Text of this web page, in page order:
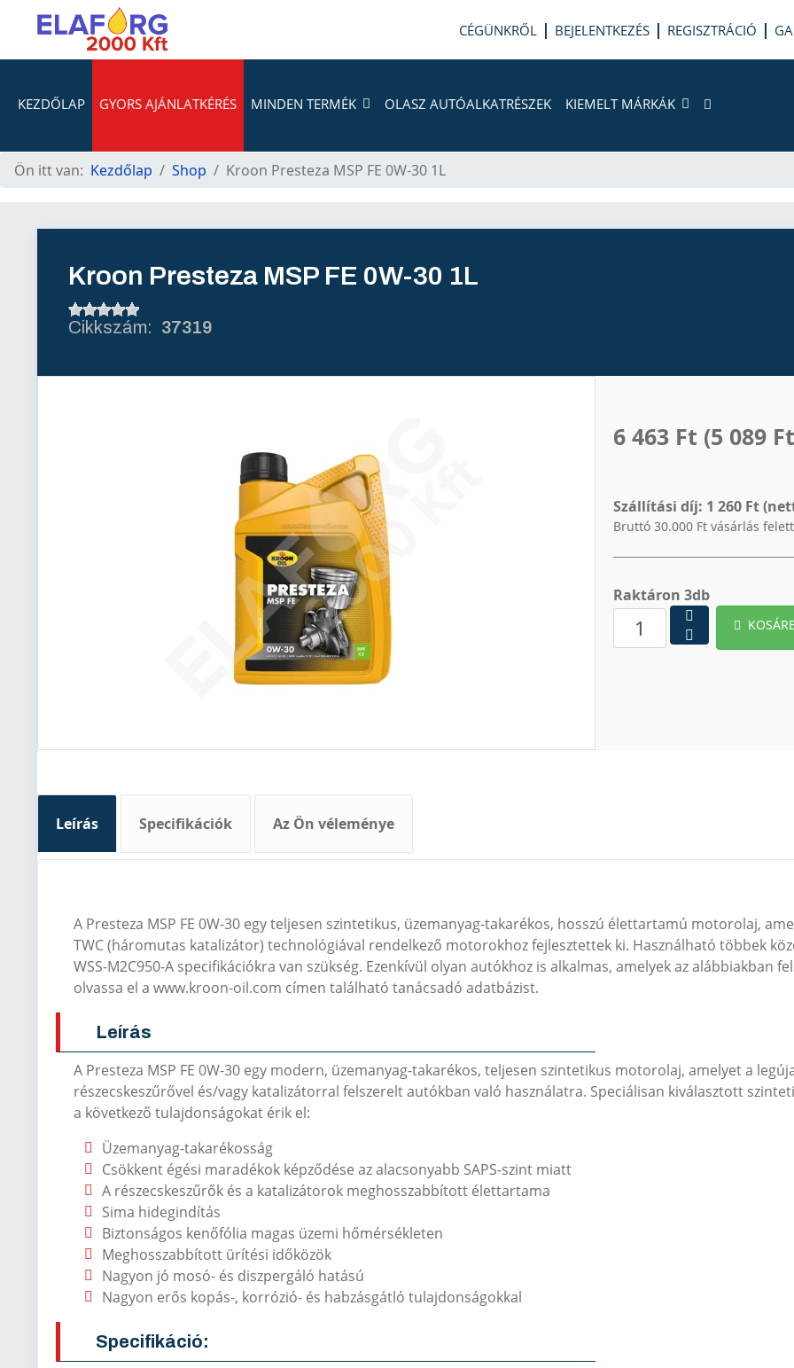
CÉGÜNKRŐL BEJELENTKEZÉS REGISZTRÁCIÓ
KEZDŐLAP GYORS AJÁNLATKÉRÉS MINDEN TERMÉK OLASZ AUTÓALKATRÉSZEK KIEMELT MÁRKÁK
Ön itt van: Kezdőlap Shop Kroon Presteza MSP FE 0W-30 1L
Kroon Presteza MSP FE 0W-30 1L
37319
6 463 Ft (5 089
Szállítási díj: 1 260 Ft
Bruttó 30.000 Ft vásárlás
Raktáron 3db
Leírás Specifikációk Az Ön véleménye
A Presteza MSP FE 0W-30 egy teljesen szintetikus, üzemanyag-takarékos, hosszú élettartamú motorolaj,
TWC (háromutas katalizátor) technológiával rendelkező motorokhoz fejlesztettek ki. Használható többek
WSS-M2C950-A specifikációkra van szükség. Ezenkívül olyan autókhoz is alkalmas, amelyek az alábbiakban
olvassa el a www.kroon-oil.com címen található tanácsadó adatbázist.
Leírás
A Presteza MSP FE 0W-30 egy modern, üzemanyag-takarékos, teljesen szintetikus motorolaj, amelyet a
részecskeszűrővel és/vagy katalizátorral felszerelt autókban való használatra. Speciálisan kiválasztott
a következő tulajdonságokat érik el:
Üzemanyag-takarékosság
Csökkent égési maradékok képződése az alacsonyabb SAPS-szint miatt
A részecskeszűrők és a katalizátorok meghosszabbított élettartama
Sima hidegindítás
Biztonságos kenőfólia magas üzemi hőmérsékleten
Meghosszabbított ürítési időközök
Nagyon jó mosó- és diszpergáló hatású
Nagyon erős kopás-, korrózió- és habzásgátló tulajdonságokkal
Specifikáció: